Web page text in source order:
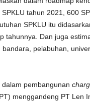
tahun 2021, 600
SPKLU itu
tahunnya. Dan juga
bandara, pelabuhan,
pembangunan
menggandeng PT Len